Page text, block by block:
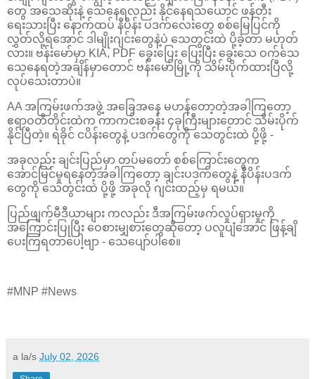
တွေ အသေဆိုးနဲ့ သေနေရလည်း နိုင်နေရသယောင် ဖန်တီး
ရေးသားပြီး နောက်ထပ် နီပိန်း ပဒက်လေးတွေ စစ်မြေပြင်ကို
လွှတ်လို့ရအောင် ဒါမျိုးဂျင်းတွေနဲ့ပဲ သေတွင်းထဲ ပို့ခဲ့တာ မဟုတ်
လား။ ဗန်းမော်မှာ KIA, PDF ခွေးပြေး ပြေးပြီး ခွေးသေ ဝက်သေ
သေနေရတဲ့အချိန်မှာတောင် ဗန်းမော်မြို့ကို သိမ်းပိုက်ထားပြီလို့
လုပ်သေးတာပဲ။
AA အကြမ်းဖက်အဖွဲ့ အခြေအနေ မဟန်တော့တဲ့အခါကြတော့
ဧရာဝတီတိုင်းထဲက ကာကင်းစခန်း ၄ခုကြီးများတောင် သိမ်းပိုက်
နိုင်ပြီတဲ့။ ရခိုင် ငပိန်းတွေနဲ့ ပဒက်တွေကို သေတွင်းထဲ ပို့ဖို့ -
အခုလည်း ချင်းပြည်မှာ တပ်မတော် စစ်ကြောင်းတွေက
အောင်မြင်မှုရနေတဲ့အခါကြတော့ ချင်းပဒက်တွေနဲ့ နီပိန်းပဒက်
တွေကို သေတွင်းထဲ ပို့ဖို့ အခုလို ဂျင်းထည့်မှ ရမယ်။
ပြည်ဖျက်မီဒီယာများ ကလည်း ဒီအကြမ်းဖက်လှုပ်ရှားမှုကို
အကြောင်းပြုပြီး ဝေစားမျှစားတွေဆိုတော့ ပလူပျံအောင် ဖြန့်ချိ
ပေးကြရတာပေါ့ဗျာ - သေပျော်ပါစေ။
#MNP #News
a la/s July 02, 2026